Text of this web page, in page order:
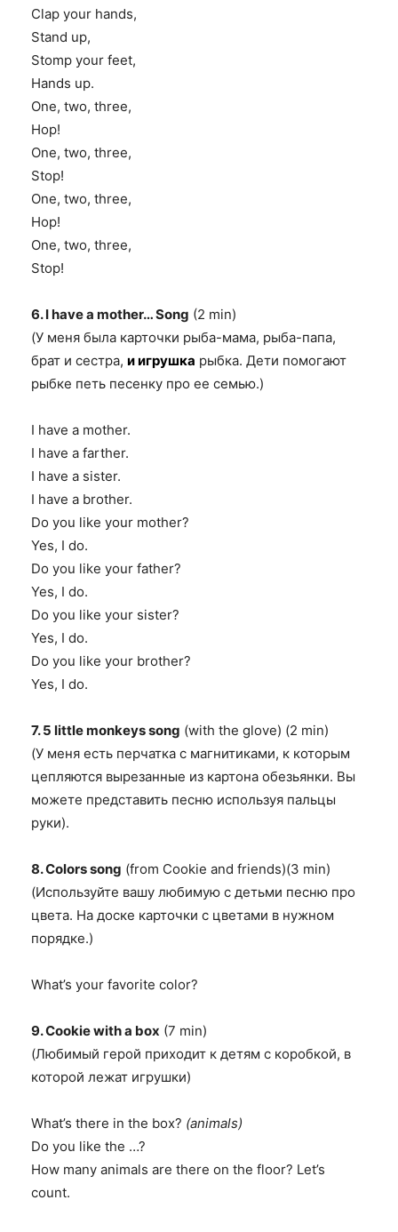
Clap your hands,
Stand up,
Stomp your feet,
Hands up.
One, two, three,
Hop!
One, two, three,
Stop!
One, two, three,
Hop!
One, two, three,
Stop!
6. I have a mother… Song (2 min)
(У меня была карточки рыба-мама, рыба-папа,
брат и сестра, и игрушка рыбка. Дети помогают
рыбке петь песенку про ее семью.)
I have a mother.
I have a farther.
I have a sister.
I have a brother.
Do you like your mother?
Yes, I do.
Do you like your father?
Yes, I do.
Do you like your sister?
Yes, I do.
Do you like your brother?
Yes, I do.
7. 5 little monkeys song (with the glove) (2 min)
(У меня есть перчатка с магнитиками, к которым
цепляются вырезанные из картона обезьянки. Вы
можете представить песню используя пальцы
руки).
8. Colors song (from Cookie and friends)(3 min)
(Используйте вашу любимую с детьми песню про
цвета. На доске карточки с цветами в нужном
порядке.)
What’s your favorite color?
9. Cookie with a box (7 min)
(Любимый герой приходит к детям с коробкой, в
которой лежат игрушки)
What’s there in the box? (animals)
Do you like the …?
How many animals are there on the floor? Let’s
count.